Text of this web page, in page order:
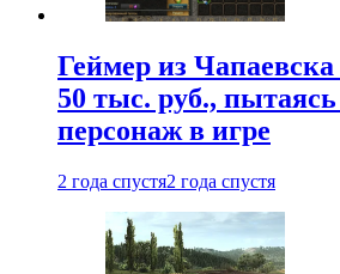
Геймер из Чапаевска
50 тыс. руб.,
персонаж в игре
2 года спустя2 года спустя